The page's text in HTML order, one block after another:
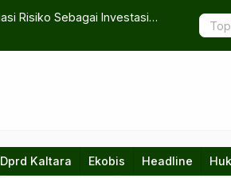
Risiko Sebagai Investasi
Dugaan
Dprd Kaltara Ekobis Headline